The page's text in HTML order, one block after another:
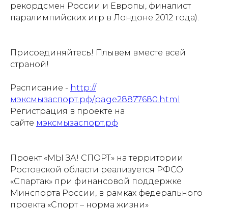
рекордсмен России и Европы, финалист
паралимпийских игр в Лондоне 2012 года).
Присоединяйтесь! Плывем вместе всей
страной!
Расписание - http://
мэксмызаспорт.рф/page28877680.html
Регистрация в проекте на
сайте мэксмызаспорт.рф
Проект «МЫ ЗА! СПОРТ» на территории
Ростовской области реализуется РФСО
«Спартак» при финансовой поддержке
Минспорта России, в рамках федерального
проекта «Спорт – норма жизни»